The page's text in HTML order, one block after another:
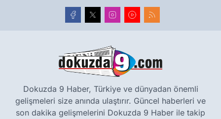
Dokuzda 9 Haber, Türkiye ve dünyadan önemli
gelişmeleri size anında ulaştırır. Güncel haberleri ve
son dakika gelişmelerini Dokuzda 9 Haber ile takip